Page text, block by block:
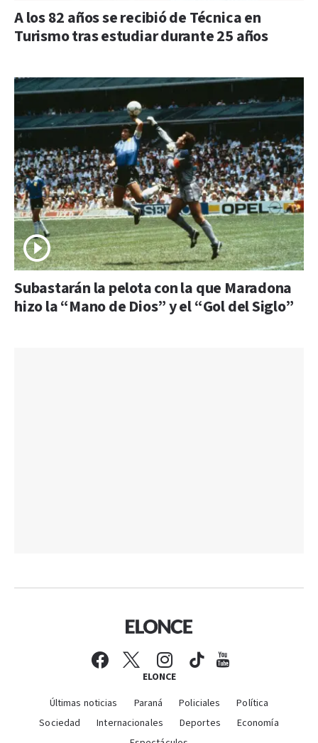
A los 82 años se recibió de Técnica en
Turismo tras estudiar durante 25 años
Subastarán la pelota con la que Maradona
hizo la “Mano de Dios” y el “Gol del Siglo”
ELONCE
Últimas noticias Paraná Policiales
Política
Sociedad
Internacionales Deportes
Economía